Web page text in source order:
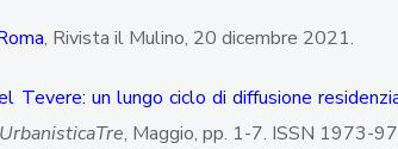
, Rivista il Mulino, 20 dicembre 2021.
Tevere: un lungo ciclo di diffusione
, Maggio, pp. 1-7. ISSN 1973-